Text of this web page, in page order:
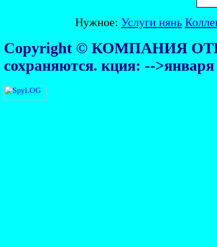
Нужное: Услуги нянь
Copyright © КОМПАНИЯ
сохраняются. кция: -->января